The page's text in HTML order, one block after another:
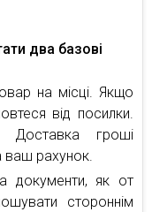
два базові
на місці. Якщо
від посилки.
гроші
ваш рахунок.
документи, як от
стороннім